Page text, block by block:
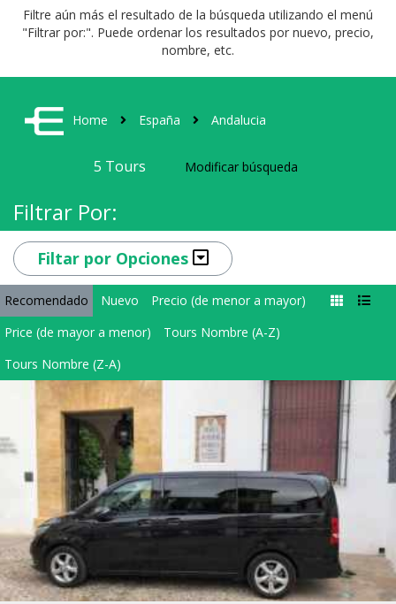
Filtre aún más el resultado de la búsqueda utilizando el menú
"Filtrar por:". Puede ordenar los resultados por nuevo, precio,
nombre, etc.
Home España Andalucia
5 Tours Modificar búsqueda
Filtrar Por:
Filtar por Opciones
Recomendado Nuevo
Precio (de menor a mayor)
Price (de mayor a menor)
Tours Nombre (A-Z)
Tours Nombre (Z-A)